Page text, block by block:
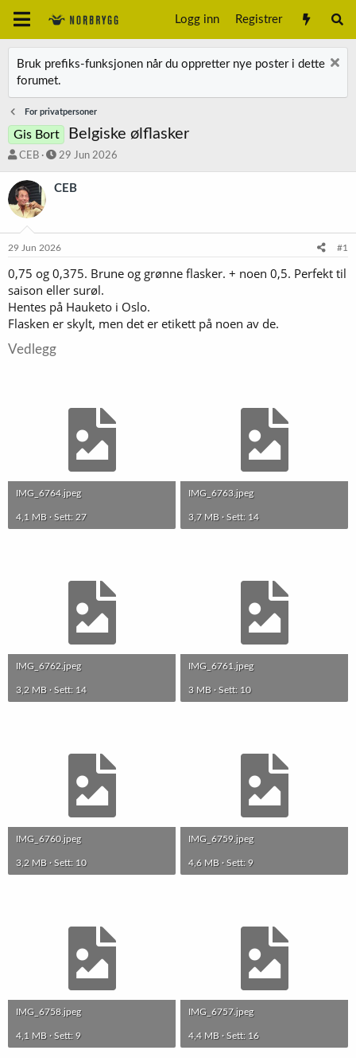
Logg inn Registrer
Bruk prefiks-funksjonen når du oppretter nye poster i dette
forumet.
For privatpersoner
Gis Bort Belgiske ølflasker
T
å
d
s
t
e
r
CEB
S
a
o
29 Jun 2026
CEB
29 Jun 2026 #1
0,75 og 0,375. Brune og grønne flasker. + noen 0,5. Perfekt til
saison eller surøl.
Hentes på Hauketo i Oslo.
Flasken er skylt, men det er etikett på noen av de.
Vedlegg
IMG_6764.jpeg
4,1 MB · Sett: 27
IMG_6763.jpeg
3,7 MB · Sett: 14
IMG_6762.jpeg
3,2 MB · Sett: 14
IMG_6761.jpeg
3 MB · Sett: 10
IMG_6760.jpeg
3,2 MB · Sett: 10
IMG_6759.jpeg
4,6 MB · Sett: 9
IMG_6758.jpeg
4,1 MB · Sett: 9
IMG_6757.jpeg
4,4 MB · Sett: 16